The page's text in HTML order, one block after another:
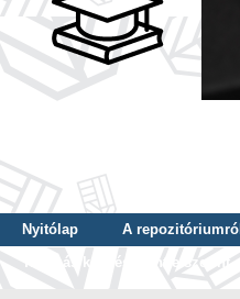
Nyitólap A repozitóriumról
Tallózás képzés szintje szerint